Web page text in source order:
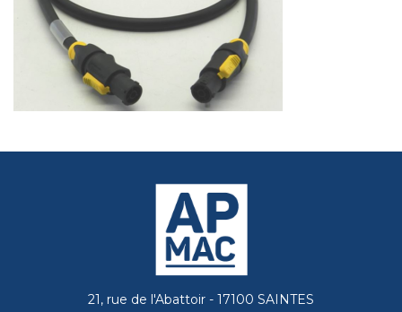
21, rue de l'Abattoir - 17100 SAINTES